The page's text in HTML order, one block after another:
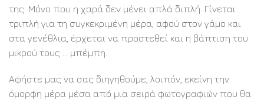
της. Μόνο που η χαρά δεν μένει απλά διπλή. Γίνεται
τριπλή για τη συγκεκριμένη μέρα, αφού στον γάμο και
στα γενέθλια, έρχεται να προστεθεί και η βάπτιση του
μικρού τους … μπέμπη.
Αφήστε μας να σας διηγηθούμε, λοιπόν, εκείνη την
όμορφη μέρα μέσα από μια σειρά φωτογραφιών που θα